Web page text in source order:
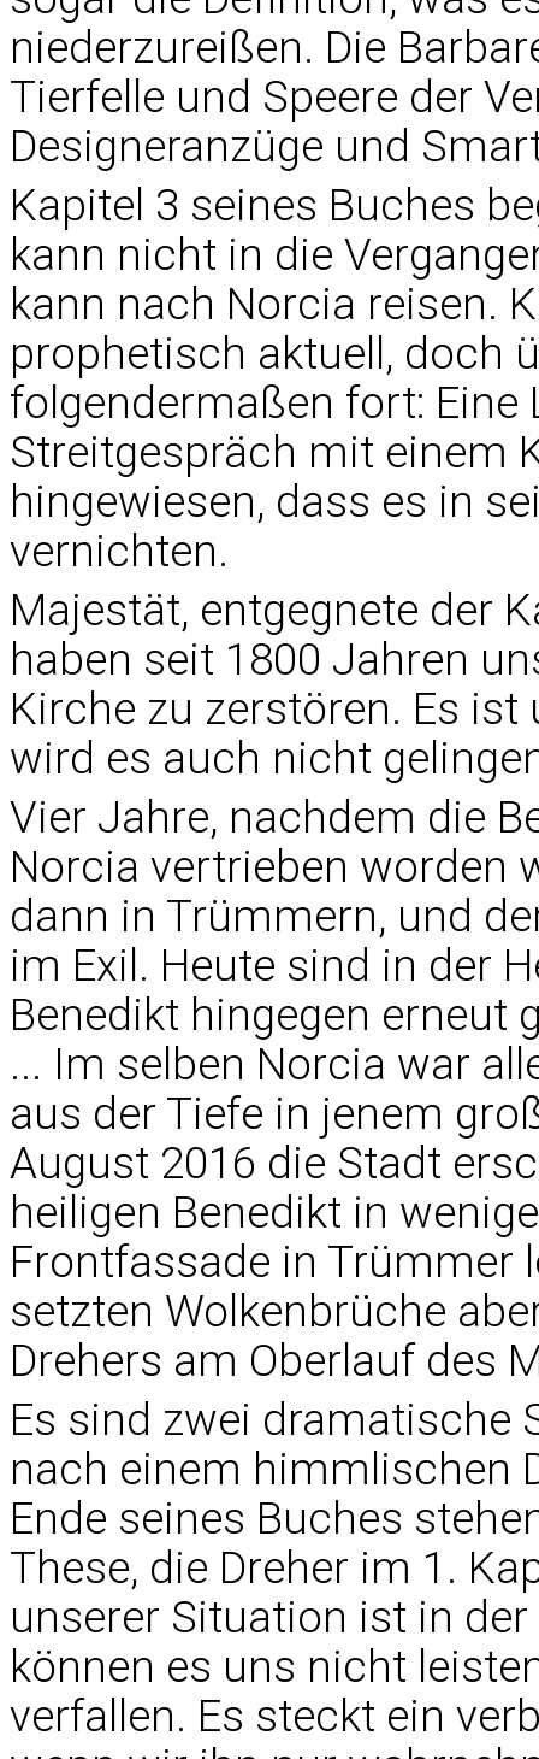
niederzureißen. Die
Tierfelle und Speere der
Designeranzüge und
Kapitel 3 seines Buches
kann nicht in die
kann nach Norcia reisen.
prophetisch aktuell, doch
folgendermaßen fort:
Streitgespräch mit einem
hingewiesen, dass es in
vernichten.
Majestät, entgegnete der
haben seit 1800 Jahren
Kirche zu zerstören. Es
wird es auch nicht
Vier Jahre, nachdem die
Norcia vertrieben worden
dann in Trümmern, und
im Exil. Heute sind in der
Benedikt hingegen erneut
... Im selben Norcia war
aus der Tiefe in jenem
August 2016 die Stadt
heiligen Benedikt in
Frontfassade in Trümmer
setzten Wolkenbrüche
Drehers am Oberlauf des
Es sind zwei dramatische
nach einem himmlischen
Ende seines Buches
These, die Dreher im 1.
unserer Situation ist in
können es uns nicht
verfallen. Es steckt ein